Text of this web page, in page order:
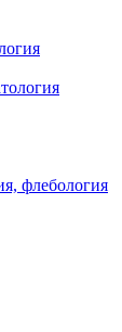
флебология